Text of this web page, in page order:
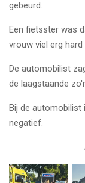
gebeurd.
Een fietsster was
vrouw viel erg
De automobilist
de laagstaande
Bij de automobilist
negatief.